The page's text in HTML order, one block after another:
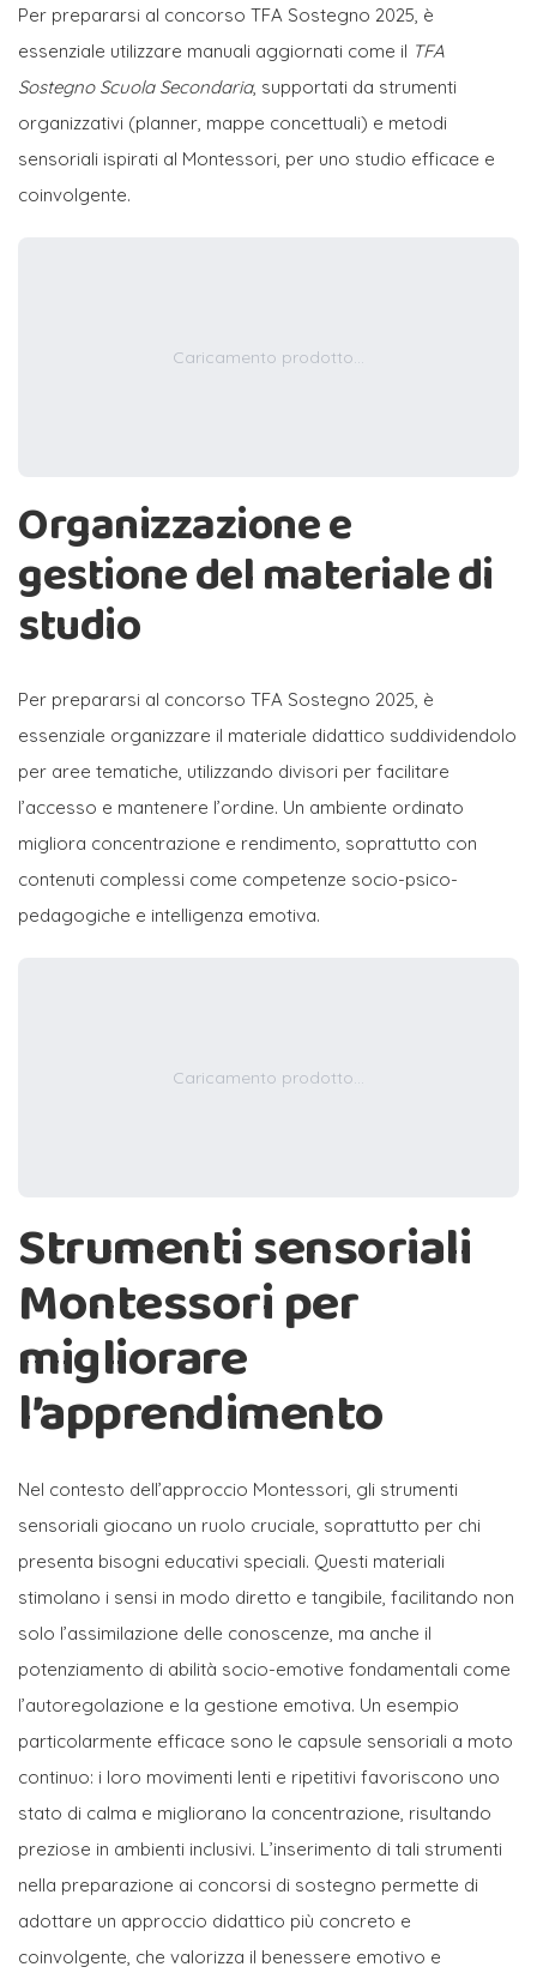
Per prepararsi al concorso TFA Sostegno 2025, è
essenziale utilizzare manuali aggiornati come il TFA
Sostegno Scuola Secondaria, supportati da strumenti
organizzativi (planner, mappe concettuali) e metodi
sensoriali ispirati al Montessori, per uno studio efficace e
coinvolgente.
Caricamento prodotto...
Organizzazione e
gestione del materiale di
studio
Per prepararsi al concorso TFA Sostegno 2025, è
essenziale organizzare il materiale didattico suddividendolo
per aree tematiche, utilizzando divisori per facilitare
l’accesso e mantenere l’ordine. Un ambiente ordinato
migliora concentrazione e rendimento, soprattutto con
contenuti complessi come competenze socio-psico-
pedagogiche e intelligenza emotiva.
Caricamento prodotto...
Strumenti sensoriali
Montessori per
migliorare
l’apprendimento
Nel contesto dell’approccio Montessori, gli strumenti
sensoriali giocano un ruolo cruciale, soprattutto per chi
presenta bisogni educativi speciali. Questi materiali
stimolano i sensi in modo diretto e tangibile, facilitando non
solo l’assimilazione delle conoscenze, ma anche il
potenziamento di abilità socio-emotive fondamentali come
l’autoregolazione e la gestione emotiva. Un esempio
particolarmente efficace sono le capsule sensoriali a moto
continuo: i loro movimenti lenti e ripetitivi favoriscono uno
stato di calma e migliorano la concentrazione, risultando
preziose in ambienti inclusivi. L’inserimento di tali strumenti
nella preparazione ai concorsi di sostegno permette di
adottare un approccio didattico più concreto e
coinvolgente, che valorizza il benessere emotivo e